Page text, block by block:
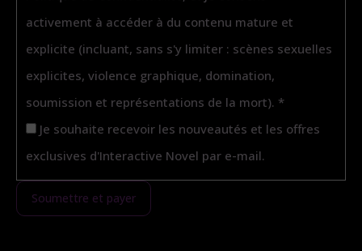
activement à accéder à du contenu mature et
explicite (incluant, sans s'y limiter : scènes sexuelles
explicites, violence graphique, domination,
soumission et représentations de la mort). *
Je souhaite recevoir les nouveautés et les offres
exclusives d'Interactive Novel par e-mail.